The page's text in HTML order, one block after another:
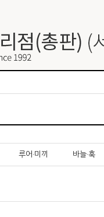
루어·미끼 바늘·훅